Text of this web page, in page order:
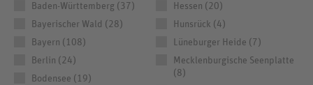
Baden-Württemberg (37)
Bayerischer Wald (28)
Bayern (108)
Berlin (24)
Bodensee (19)
Hessen (20)
Hunsrück (4)
Lüneburger Heide (7)
Mecklenburgische Seenplatte
(8)